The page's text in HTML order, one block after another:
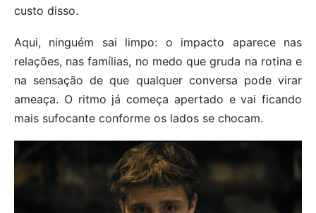
custo disso.
Aqui, ninguém sai limpo: o impacto aparece nas
relações, nas famílias, no medo que gruda na rotina e
na sensação de que qualquer conversa pode virar
ameaça. O ritmo já começa apertado e vai ficando
mais sufocante conforme os lados se chocam.